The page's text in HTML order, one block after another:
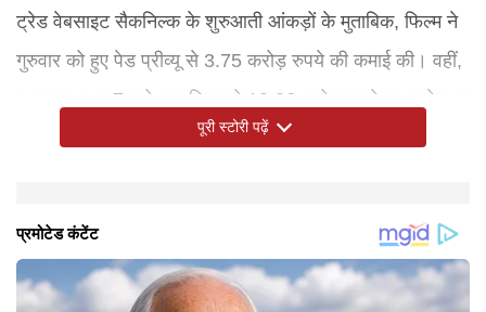
ट्रेड वेबसाइट सैकनिल्क के शुरुआती आंकड़ों के मुताबिक, फिल्म ने
गुरुवार को हुए पेड प्रीव्यू से 3.75 करोड़ रुपये की कमाई की। वहीं,
शुक्रवार शाम 7 बजे तक फिल्म ने 10.26 करोड़ रुपये का कलेक्शन
कर लिया था। इस तरह पेड प्रीमियर की कमाई मिलाकर फिल्म की
साल 2007 में आई 'वेलकम' और 2015 में रिलीज हुई 'वेलकम बैक'
का तीसरा भाग है। फिल्म में अक्षय कुमार और रवीना के अलावा
पूरी स्टोरी पढ़ें